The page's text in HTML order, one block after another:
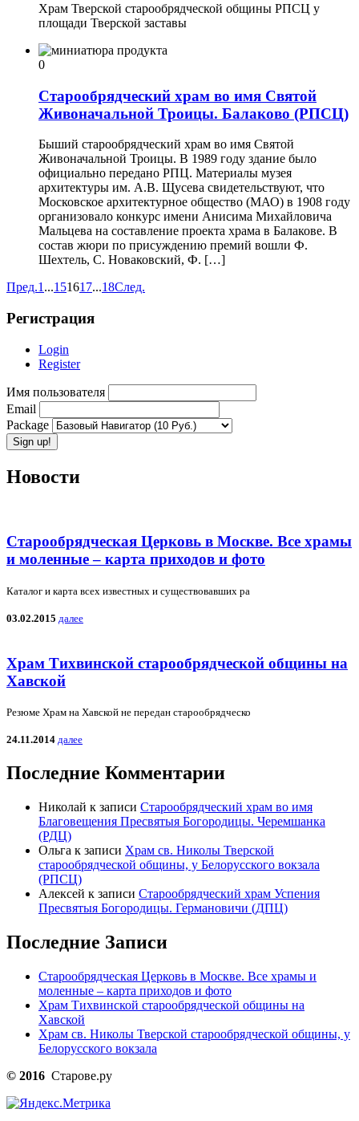
Храм Тверской старообрядческой общины РПСЦ у
площади Тверской заставы
0
Старообрядческий храм во имя Святой
Живоначальной Троицы. Балаково (РПСЦ)
Быший старообрядческий храм во имя Святой
Живоначальной Троицы. В 1989 году здание было
официально передано РПЦ. Материалы музея
архитектуры им. А.В. Щусева свидетельствуют, что
Московское архитектурное общество (МАО) в 1908 году
организовало конкурс имени Анисима Михайловича
Мальцева на составление проекта храма в Балакове. В
состав жюри по присуждению премий вошли Ф.
Шехтель, С. Новаковский, Ф. […]
Пред.1 ...151617...18След.
Регистрация
Login
Register
Имя пользователя
Email
Package
Новости
Старообрядческая Церковь в Москве. Все храмы
и моленные – карта приходов и фото
Каталог и карта всех известных и существовавших ра
03.02.2015 далее
Храм Тихвинской старообрядческой общины на
Хавской
Резюме Храм на Хавской не передан старообрядческо
24.11.2014 далее
Последние Комментарии
Николай к записи Старообрядческий храм во имя
Благовещения Пресвятыя Богородицы. Черемшанка
(РДЦ)
Ольга к записи Храм св. Николы Тверской
старообрядческой общины, у Белорусского вокзала
(РПСЦ)
Алексей к записи Старообрядческий храм Успения
Пресвятыя Богородицы. Германовичи (ДПЦ)
Последние Записи
Старообрядческая Церковь в Москве. Все храмы и
моленные – карта приходов и фото
Храм Тихвинской старообрядческой общины на
Хавской
Храм св. Николы Тверской старообрядческой общины, у
Белорусского вокзала
© 2016 Старове.ру